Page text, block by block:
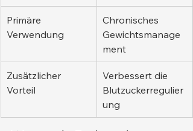
Primäre
Verwendung
Chronisches
Gewichtsmanage
ment
Zusätzlicher
Vorteil
Verbessert die
Blutzuckerregulier
ung